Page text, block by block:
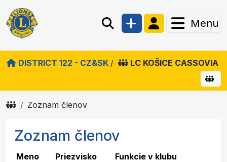
Menu
DISTRICT 122 - CZ&SK / LC KOŠICE CASSOVIA
Zoznam členov
Zoznam členov
Meno Priezvisko
Funkcie v klubu